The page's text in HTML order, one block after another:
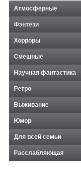
Атмосферные
Фэнтези
Хорроры
Смешные
Научная фантастика
Ретро
Выживание
Юмор
Для всей семьи
Расслабляющая